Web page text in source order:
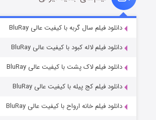
قسمت۷ (زیرنویس) منتشر شد دانلود فیلم سال گربه با کیفیت عالی BluRay
دانلود فیلم لاله کبود با کیفیت عالی BluRay
دانلود فیلم لاک پشت با کیفیت عالی BluRay
دانلود فیلم کج‌ پیله با کیفیت عالی BluRay
دانلود فیلم خانه ارواح با کیفیت عالی BluRay